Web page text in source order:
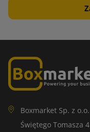
Boxmarket Sp. z o.o.
Świętego Tomasza 4